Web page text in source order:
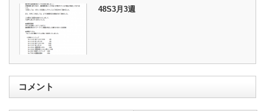
48S3月3週
コメント